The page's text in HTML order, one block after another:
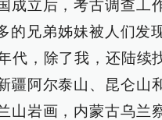
成立后，考古调查工
的兄弟姊妹被人们发
代，除了我，还陆续
疆阿尔泰山、昆仑山
山岩画，内蒙古乌兰